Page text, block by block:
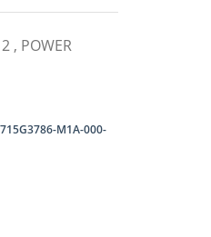
, POWER
715G3786-M1A-000-